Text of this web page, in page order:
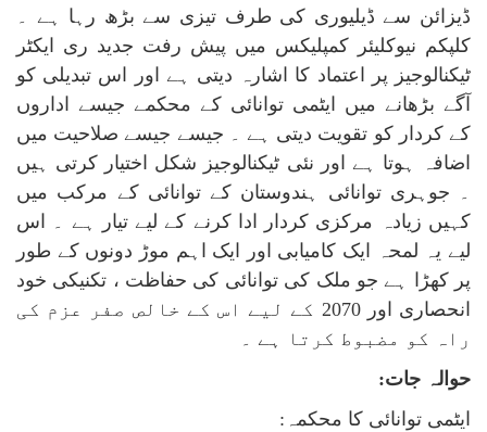
ڈیزائن سے ڈیلیوری کی طرف تیزی سے بڑھ رہا ہے ۔
کلپکم نیوکلیئر کمپلیکس میں پیش رفت جدید ری ایکٹر
ٹیکنالوجیز پر اعتماد کا اشارہ دیتی ہے اور اس تبدیلی کو
آگے بڑھانے میں ایٹمی توانائی کے محکمے جیسے اداروں
کے کردار کو تقویت دیتی ہے ۔ جیسے جیسے صلاحیت میں
اضافہ ہوتا ہے اور نئی ٹیکنالوجیز شکل اختیار کرتی ہیں
۔ جوہری توانائی ہندوستان کے توانائی کے مرکب میں
کہیں زیادہ مرکزی کردار ادا کرنے کے لیے تیار ہے ۔ اس
لیے یہ لمحہ ایک کامیابی اور ایک اہم موڑ دونوں کے طور
پر کھڑا ہے جو ملک کی توانائی کی حفاظت ، تکنیکی خود
انحصاری اور 2070 کے لیے اس کے خالص صفر عزم کی
راہ کو مضبوط کرتا ہے ۔
حوالہ جات:
ایٹمی توانائی کا محکمہ :